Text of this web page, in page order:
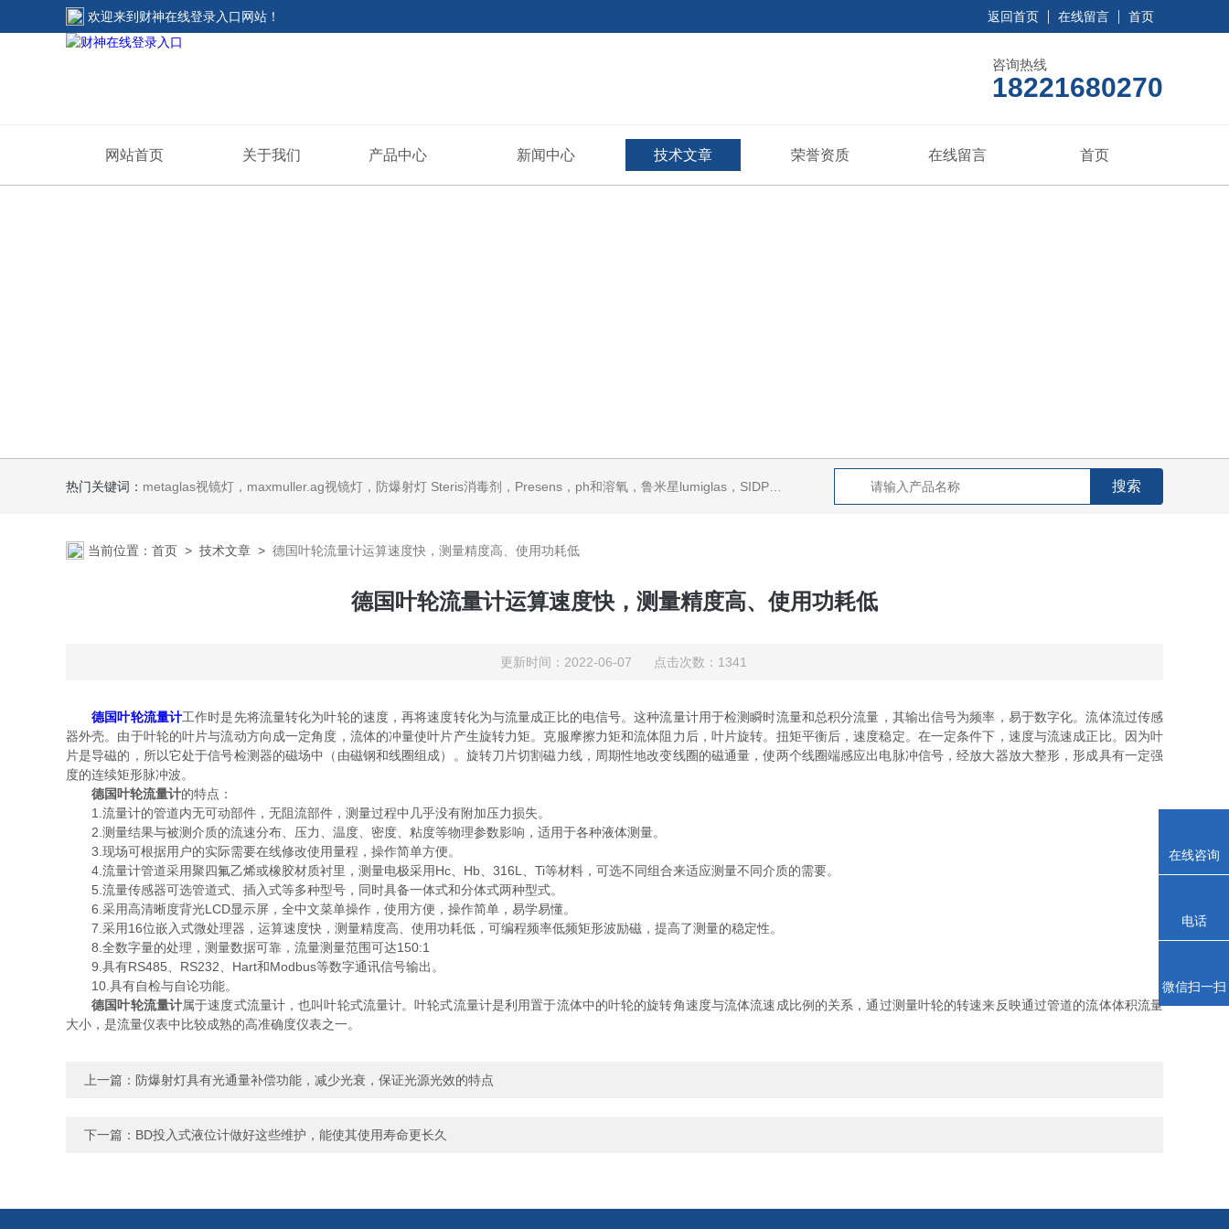
欢迎来到 财神在线登录入口网站 ！ 返回首页 在线留言 首页
咨询热线
18221680270
网站首页 关于我们 产品中心 新闻中心 技术文章 荣誉资质 在线留言 首页
热门关键词： metaglas视镜灯，maxmuller.ag视镜灯，防爆射灯 Steris消毒剂，Presens，ph和溶氧，鲁米星lumiglas，SIDPH露点仪，进口气体分析仪
当前位置： 首页 > 技术文章 > 德国叶轮流量计运算速度快，测量精度高、使用功耗低
德国叶轮流量计运算速度快，测量精度高、使用功耗低
更新时间：2022-06-07 点击次数：1341
德国叶轮流量计工作时是先将流量转化为叶轮的速度，再将速度转化为与流量成正比的电信号。这种流量计用于检测瞬时流量和总积分流量，其输出信号为频率，易于数字化。流体流过传感
器外壳。由于叶轮的叶片与流动方向成一定角度，流体的冲量使叶片产生旋转力矩。克服摩擦力矩和流体阻力后，叶片旋转。扭矩平衡后，速度稳定。在一定条件下，速度与流速成正比。因为叶
片是导磁的，所以它处于信号检测器的磁场中（由磁钢和线圈组成）。旋转刀片切割磁力线，周期性地改变线圈的磁通量，使两个线圈端感应出电脉冲信号，经放大器放大整形，形成具有一定强
度的连续矩形脉冲波。
德国叶轮流量计的特点：
1.流量计的管道内无可动部件，无阻流部件，测量过程中几乎没有附加压力损失。
2.测量结果与被测介质的流速分布、压力、温度、密度、粘度等物理参数影响，适用于各种液体测量。
3.现场可根据用户的实际需要在线修改使用量程，操作简单方便。
4.流量计管道采用聚四氟乙烯或橡胶材质衬里，测量电极采用Hc、Hb、316L、Ti等材料，可选不同组合来适应测量不同介质的需要。
5.流量传感器可选管道式、插入式等多种型号，同时具备一体式和分体式两种型式。
6.采用高清晰度背光LCD显示屏，全中文菜单操作，使用方便，操作简单，易学易懂。
7.采用16位嵌入式微处理器，运算速度快，测量精度高、使用功耗低，可编程频率低频矩形波励磁，提高了测量的稳定性。
8.全数字量的处理，测量数据可靠，流量测量范围可达150:1
9.具有RS485、RS232、Hart和Modbus等数字通讯信号输出。
10.具有自检与自论功能。
德国叶轮流量计属于速度式流量计，也叫叶轮式流量计。叶轮式流量计是利用置于流体中的叶轮的旋转角速度与流体流速成比例的关系，通过测量叶轮的转速来反映通过管道的流体体积流量
大小，是流量仪表中比较成熟的高准确度仪表之一。
上一篇： 防爆射灯具有光通量补偿功能，减少光衰，保证光源光效的特点
下一篇： BD投入式液位计做好这些维护，能使其使用寿命更长久
在线咨询
电话
微信扫一扫